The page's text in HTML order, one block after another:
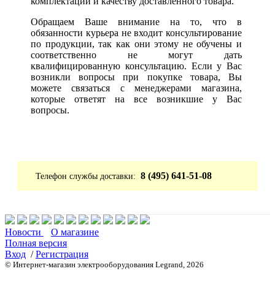
Обращаем Ваше внимание на то, что в
обязанности курьера не входит консультирование
по продукции, так как они этому не обучены и
соответственно не могут дать
квалифицированную консультацию. Если у Вас
возникли вопросы при покупке товара, Вы
можете связаться с менеджерами магазина,
которые ответят на все возникшие у Вас
вопросы.
Телефон службы доставки: 8 (495) 641-51-08
Новости
О магазине
Полная версия
Вход /Регистрация
© Интернет-магазин электрооборудования Legrand, 2026